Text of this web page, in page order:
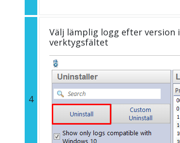
4
Välj lämplig logg efter version
verktygsfältet